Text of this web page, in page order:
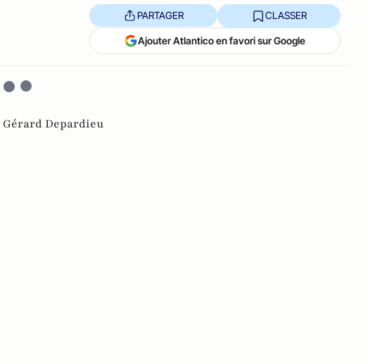
PARTAGER CLASSER
Ajouter Atlantico en favori sur Google
Gérard Depardieu